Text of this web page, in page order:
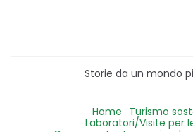
Storie da un mondo
Home Turismo
Laboratori/Visite per